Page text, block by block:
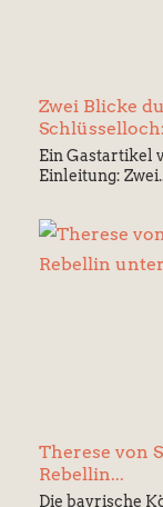
Zwei Blicke
Ein Gastartikel
Einleitung:
Therese von
Rebellin...
Die bayrische